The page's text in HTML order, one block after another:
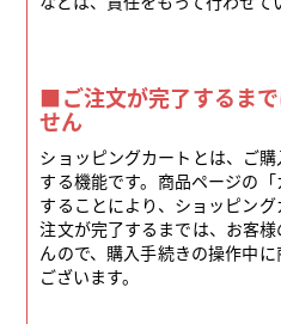
■ご注文が完了するま
せん
ショッピングカートとは、ご
する機能です。商品ページの
することにより、ショッピン
注文が完了するまでは、お客
んので、購入手続きの操作中
ございます。